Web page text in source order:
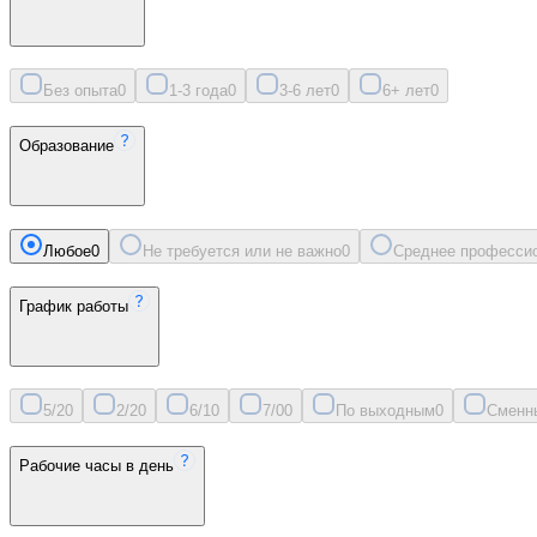
Без опыта0 1-3 года0 3-6 лет0 6+ лет0
Образование
Любое0 Не требуется или не важно0 Среднее
График работы
5/20 2/20 6/10 7/00 По выходным0
Рабочие часы в день